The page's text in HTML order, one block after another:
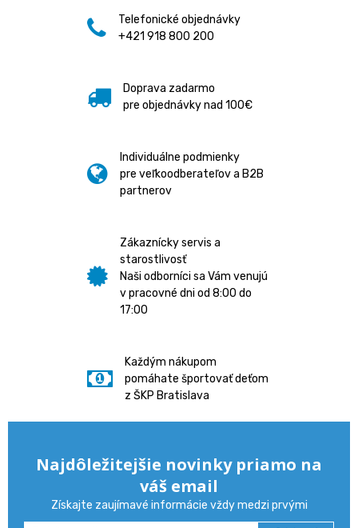
Telefonické objednávky
+421 918 800 200
Doprava zadarmo
pre objednávky nad 100€
Individuálne podmienky
pre veľkoodberateľov a B2B
partnerov
Zákaznícky servis a
starostlivosť
Naši odborníci sa Vám venujú
v pracovné dni od 8:00 do
17:00
Každým nákupom
pomáhate športovať deťom
z ŠKP Bratislava
Najdôležitejšie novinky priamo na
váš email
Získajte zaujímavé informácie vždy medzi prvými